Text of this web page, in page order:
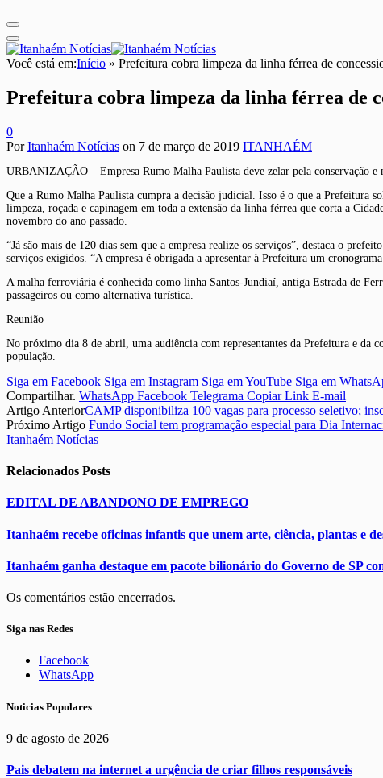
Você está em:Início » Prefeitura cobra limpeza da linha férrea de
Prefeitura cobra limpeza da linha férrea de
0
PorItanhaém Notícias on 7 de março de 2019 ITANHAÉM
URBANIZAÇÃO – Empresa Rumo Malha Paulista deve zelar pela conservação e
Que a Rumo Malha Paulista cumpra a decisão judicial. Isso é o que a Prefeitura
limpeza, roçada e capinagem em toda a extensão da linha férrea que corta a
novembro do ano passado.
“Já são mais de 120 dias sem que a empresa realize os serviços”, destaca o
serviços exigidos. “A empresa é obrigada a apresentar à Prefeitura um
A malha ferroviária é conhecida como linha Santos-Jundiaí, antiga Estrada de
passageiros ou como alternativa turística.
Reunião
No próximo dia 8 de abril, uma audiência com representantes da Prefeitura e da
população.
Siga em Facebook Siga em Instagram Siga em YouTube Siga em
Compartilhar. WhatsApp Facebook Telegrama Copiar Link E-mail
Artigo AnteriorCAMP disponibiliza 100 vagas para processo seletivo;
Próximo Artigo Fundo Social tem programação especial para Dia
Itanhaém Notícias
Relacionados Posts
EDITAL DE ABANDONO DE EMPREGO
Itanhaém recebe oficinas infantis que unem arte, ciência, plantas e
Itanhaém ganha destaque em pacote bilionário do Governo de SP
Os comentários estão encerrados.
Siga nas Redes
Facebook
WhatsApp
Noticias Populares
9 de agosto de 2026
Pais debatem na internet a urgência de criar filhos responsáveis